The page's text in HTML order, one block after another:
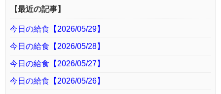
【最近の記事】
今日の給食【2026/05/29】
今日の給食【2026/05/28】
今日の給食【2026/05/27】
今日の給食【2026/05/26】